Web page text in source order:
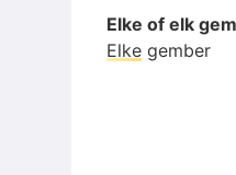
Elke of elk
Elke gember